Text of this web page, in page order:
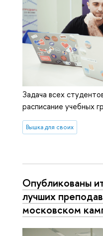
Задача всех
расписание учебных
Вышка для своих
Опуб­ли­ко­ва­ны
лучших
московском